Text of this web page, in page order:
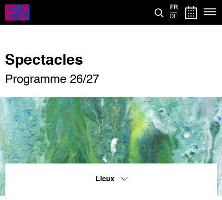
Aller
contenu
FR
DE
Spectacles
Programme 26/27
Lieux